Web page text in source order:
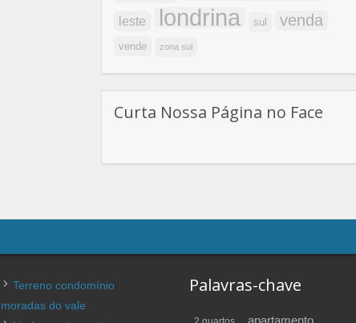
leste londrina sul venda
vende zona sul
Curta Nossa Página no Face
Terreno condomínio
moradas do vale
Palavras-chave
apartamento